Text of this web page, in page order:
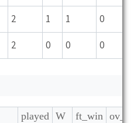
2 1 1 0
2 0 0 0
played W ft_win